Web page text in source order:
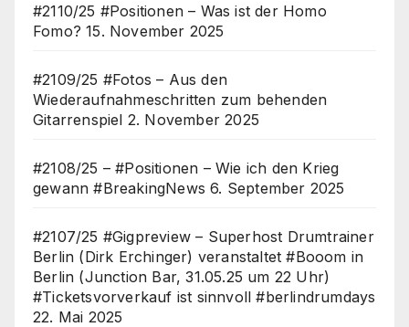
#2110/25 #Positionen – Was ist der Homo
Fomo? 15. November 2025
#2109/25 #Fotos – Aus den
Wiederaufnahmeschritten zum behenden
Gitarrenspiel 2. November 2025
#2108/25 – #Positionen – Wie ich den Krieg
gewann #BreakingNews 6. September 2025
#2107/25 #Gigpreview – Superhost Drumtrainer
Berlin (Dirk Erchinger) veranstaltet #Booom in
Berlin (Junction Bar, 31.05.25 um 22 Uhr)
#Ticketsvorverkauf ist sinnvoll #berlindrumdays
22. Mai 2025